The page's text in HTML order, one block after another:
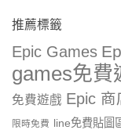
推薦標籤
Epic Games
games免費
免費遊戲 Epic 商
限時免費 line免費貼圖